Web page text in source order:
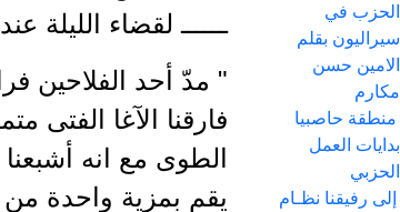
الحزب في
سيراليون بقلم
الامين حسن
مكارم
منطقة حاصبيا
بدايات العمل
الحزبي
إلى رفيقنا نظـام
ــــــ لقضاء الليلة
" مدّ أحد الفلاحين
فارقنا الآغا الفتى
الطوى مع انه أشبعنا
يقم بمزية واحدة من